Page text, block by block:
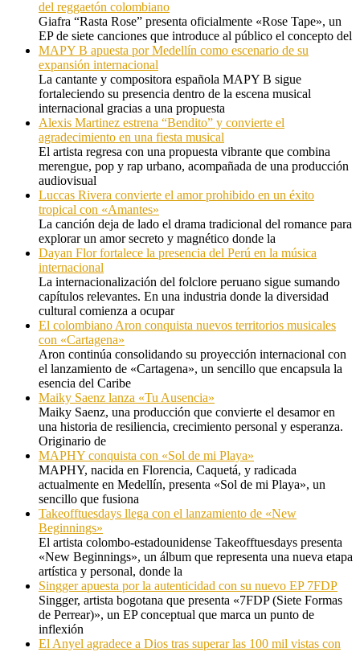
del reggaetón colombiano
Giafra “Rasta Rose” presenta oficialmente «Rose Tape», un
EP de siete canciones que introduce al público el concepto del
MAPY B apuesta por Medellín como escenario de su
expansión internacional
La cantante y compositora española MAPY B sigue
fortaleciendo su presencia dentro de la escena musical
internacional gracias a una propuesta
Alexis Martinez estrena “Bendito” y convierte el
agradecimiento en una fiesta musical
El artista regresa con una propuesta vibrante que combina
merengue, pop y rap urbano, acompañada de una producción
audiovisual
Luccas Rivera convierte el amor prohibido en un éxito
tropical con «Amantes»
La canción deja de lado el drama tradicional del romance para
explorar un amor secreto y magnético donde la
Dayan Flor fortalece la presencia del Perú en la música
internacional
La internacionalización del folclore peruano sigue sumando
capítulos relevantes. En una industria donde la diversidad
cultural comienza a ocupar
El colombiano Aron conquista nuevos territorios musicales
con «Cartagena»
Aron continúa consolidando su proyección internacional con
el lanzamiento de «Cartagena», un sencillo que encapsula la
esencia del Caribe
Maiky Saenz lanza «Tu Ausencia»
Maiky Saenz, una producción que convierte el desamor en
una historia de resiliencia, crecimiento personal y esperanza.
Originario de
MAPHY conquista con «Sol de mi Playa»
MAPHY, nacida en Florencia, Caquetá, y radicada
actualmente en Medellín, presenta «Sol de mi Playa», un
sencillo que fusiona
Takeofftuesdays llega con el lanzamiento de «New
Beginnings»
El artista colombo-estadounidense Takeofftuesdays presenta
«New Beginnings», un álbum que representa una nueva etapa
artística y personal, donde la
Singger apuesta por la autenticidad con su nuevo EP 7FDP
Singger, artista bogotana que presenta «7FDP (Siete Formas
de Perrear)», un EP conceptual que marca un punto de
inflexión
El Anyel agradece a Dios tras superar las 100 mil vistas con